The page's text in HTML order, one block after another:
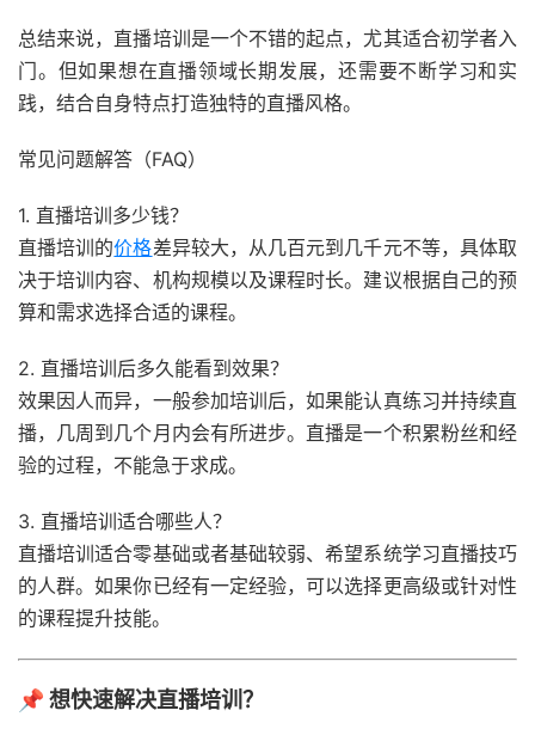
总结来说，直播培训是一个不错的起点，尤其适合初学者入
门。但如果想在直播领域长期发展，还需要不断学习和实
践，结合自身特点打造独特的直播风格。
常见问题解答（FAQ）
1. 直播培训多少钱？
直播培训的价格差异较大，从几百元到几千元不等，具体取
决于培训内容、机构规模以及课程时长。建议根据自己的预
算和需求选择合适的课程。
2. 直播培训后多久能看到效果？
效果因人而异，一般参加培训后，如果能认真练习并持续直
播，几周到几个月内会有所进步。直播是一个积累粉丝和经
验的过程，不能急于求成。
3. 直播培训适合哪些人？
直播培训适合零基础或者基础较弱、希望系统学习直播技巧
的人群。如果你已经有一定经验，可以选择更高级或针对性
的课程提升技能。
📌 想快速解决直播培训？